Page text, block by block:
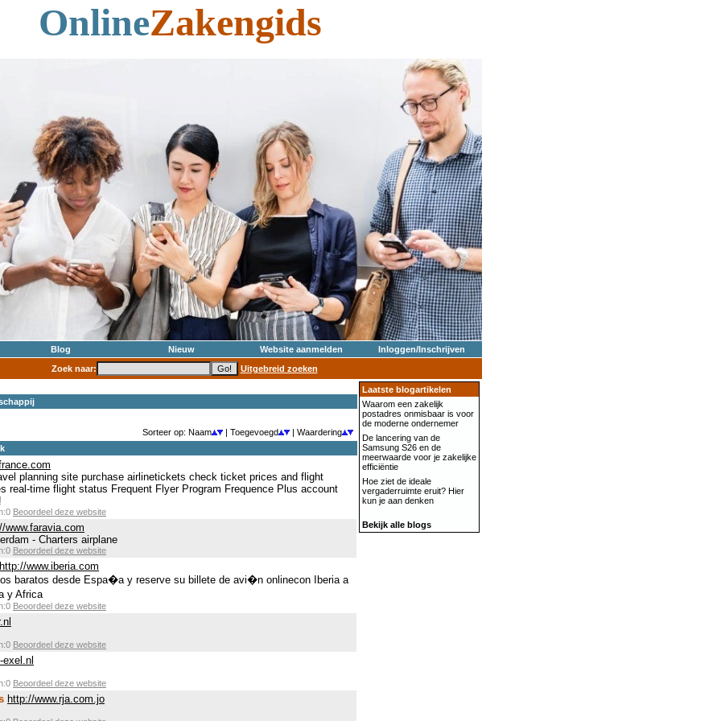
OnlineZakengids
Blog Nieuw Website aanmelden
Inloggen/Inschrijven
Zoek naar:
Uitgebreid zoeken
Sorteer op: Naam | Toegevoegd
| Waardering
planning site purchase airlinetickets check ticket prices and flight
real-time flight status Frequent Flyer Program Frequence Plus account
Beoordeel deze website
www.faravia.com
- Charters airplane
Beoordeel deze website
http://www.iberia.com
baratos desde Espa�a y reserve su billete de avi�n onlinecon Iberia a
y Africa
Beoordeel deze website
Beoordeel deze website
Beoordeel deze website
http://www.rja.com.jo
Laatste blogartikelen
Waarom een zakelijk
postadres onmisbaar is voor
de moderne ondernemer
De lancering van de
Samsung S26 en de
meerwaarde voor je zakelijke
efficiëntie
Hoe ziet de ideale
vergaderruimte eruit? Hier
kun je aan denken
Bekijk alle blogs